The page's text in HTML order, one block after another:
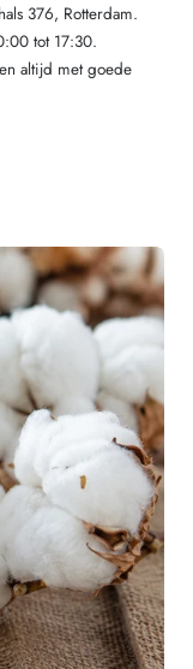
376, Rotterdam.
tot 17:30.
altijd met goede